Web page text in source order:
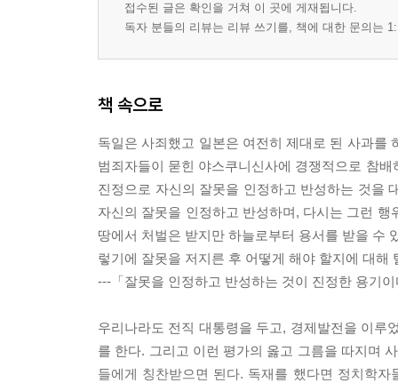
접수된 글은 확인을 거쳐 이 곳에 게재됩니다.
독자 분들의 리뷰는 리뷰 쓰기를, 책에 대한 문의는
책 속으로
독일은 사죄했고 일본은 여전히 제대로 된 사과를
범죄자들이 묻힌 야스쿠니신사에 경쟁적으로 참
진정으로 자신의 잘못을 인정하고 반성하는 것을
자신의 잘못을 인정하고 반성하며, 다시는 그런
땅에서 처벌은 받지만 하늘로부터 용서를 받을 수
렇기에 잘못을 저지른 후 어떻게 해야 할지에 대해
---「잘못을 인정하고 반성하는 것이 진정한 용기
우리나라도 전직 대통령을 두고, 경제발전을 이루
를 한다. 그리고 이런 평가의 옳고 그름을 따지며
들에게 칭찬받으면 된다. 독재를 했다면 정치학